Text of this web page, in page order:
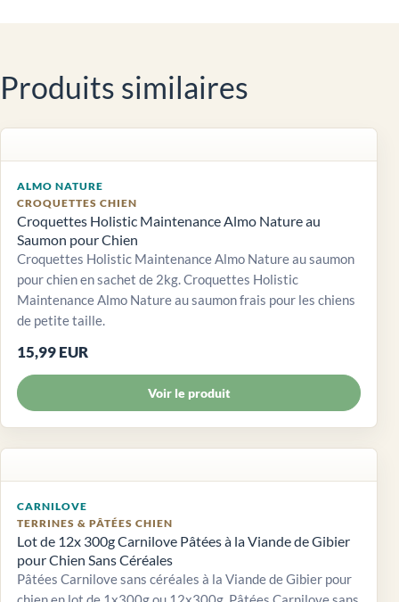
Produits similaires
ALMO NATURE
CROQUETTES CHIEN
Croquettes Holistic Maintenance Almo Nature au
Saumon pour Chien
Croquettes Holistic Maintenance Almo Nature au saumon
pour chien en sachet de 2kg. Croquettes Holistic
Maintenance Almo Nature au saumon frais pour les chiens
de petite taille.
15,99 EUR
Voir le produit
CARNILOVE
TERRINES & PÂTÉES CHIEN
Lot de 12x 300g Carnilove Pâtées à la Viande de Gibier
pour Chien Sans Céréales
Pâtées Carnilove sans céréales à la Viande de Gibier pour